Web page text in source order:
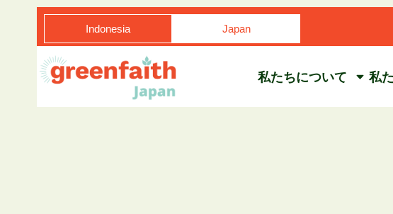
Indonesia Japan
私たちについて 私